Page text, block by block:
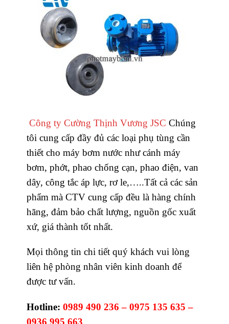
Công ty Cường Thịnh Vương JSC Chúng
tôi cung cấp đầy đủ các loại phụ tùng cần
thiết cho máy bơm nước như cánh máy
bơm, phớt, phao chống cạn, phao điện, van
dây, công tắc áp lực, rơ le,…..Tất cả các sản
phẩm mà CTV cung cấp đều là hàng chính
hãng, đảm bảo chất lượng, nguồn gốc xuất
xứ, giá thành tốt nhất.
Mọi thông tin chi tiết quý khách vui lòng
liên hệ phòng nhân viên kinh doanh để
được tư vấn.
Hotline: 0989 490 236 – 0975 135 635 –
0936 995 663